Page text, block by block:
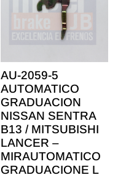
AU-2059-5
AUTOMATICO
GRADUACION
NISSAN SENTRA
B13 / MITSUBISHI
LANCER –
MIRAUTOMATICO
GRADUACIONE L